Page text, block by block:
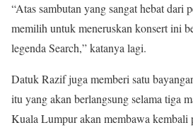
“Atas sambutan yang sangat hebat dari
memilih untuk meneruskan konsert ini
legenda Search,” katanya lagi.
Datuk Razif juga memberi satu
itu yang akan berlangsung selama tiga
Kuala Lumpur akan membawa kembali